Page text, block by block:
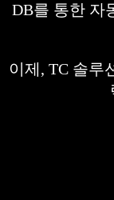
DB를 통한 자
이제, TC 솔루